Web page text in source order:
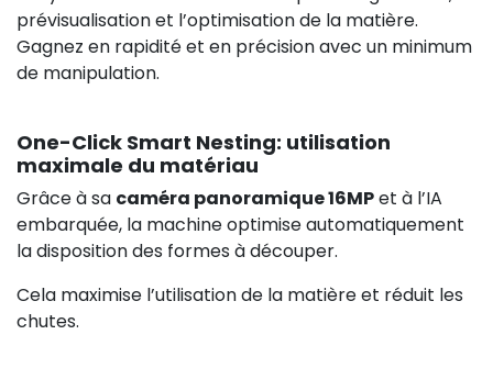
prévisualisation et l’optimisation de la matière.
Gagnez en rapidité et en précision avec un minimum
de manipulation.
One-Click Smart Nesting: utilisation
maximale du matériau
Grâce à sa caméra panoramique 16MPet à l’IA
embarquée, la machine optimise automatiquement
la disposition des formes à découper.
Cela maximise l’utilisation de la matière et réduit les
chutes.